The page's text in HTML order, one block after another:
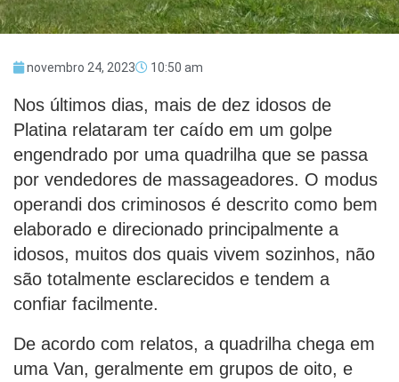
novembro 24, 2023 10:50 am
Nos últimos dias, mais de dez idosos de
Platina relataram ter caído em um golpe
engendrado por uma quadrilha que se passa
por vendedores de massageadores. O modus
operandi dos criminosos é descrito como bem
elaborado e direcionado principalmente a
idosos, muitos dos quais vivem sozinhos, não
são totalmente esclarecidos e tendem a
confiar facilmente.
De acordo com relatos, a quadrilha chega em
uma Van, geralmente em grupos de oito, e